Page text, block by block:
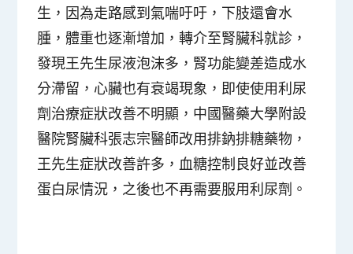
生，因為走路感到氣喘吁吁，下肢還會水
腫，體重也逐漸增加，轉介至腎臟科就診，
發現王先生尿液泡沫多，腎功能變差造成水
分滯留，心臟也有衰竭現象，即使使用利尿
劑治療症狀改善不明顯，中國醫藥大學附設
醫院腎臟科張志宗醫師改用排鈉排糖藥物，
王先生症狀改善許多，血糖控制良好並改善
蛋白尿情況，之後也不再需要服用利尿劑。